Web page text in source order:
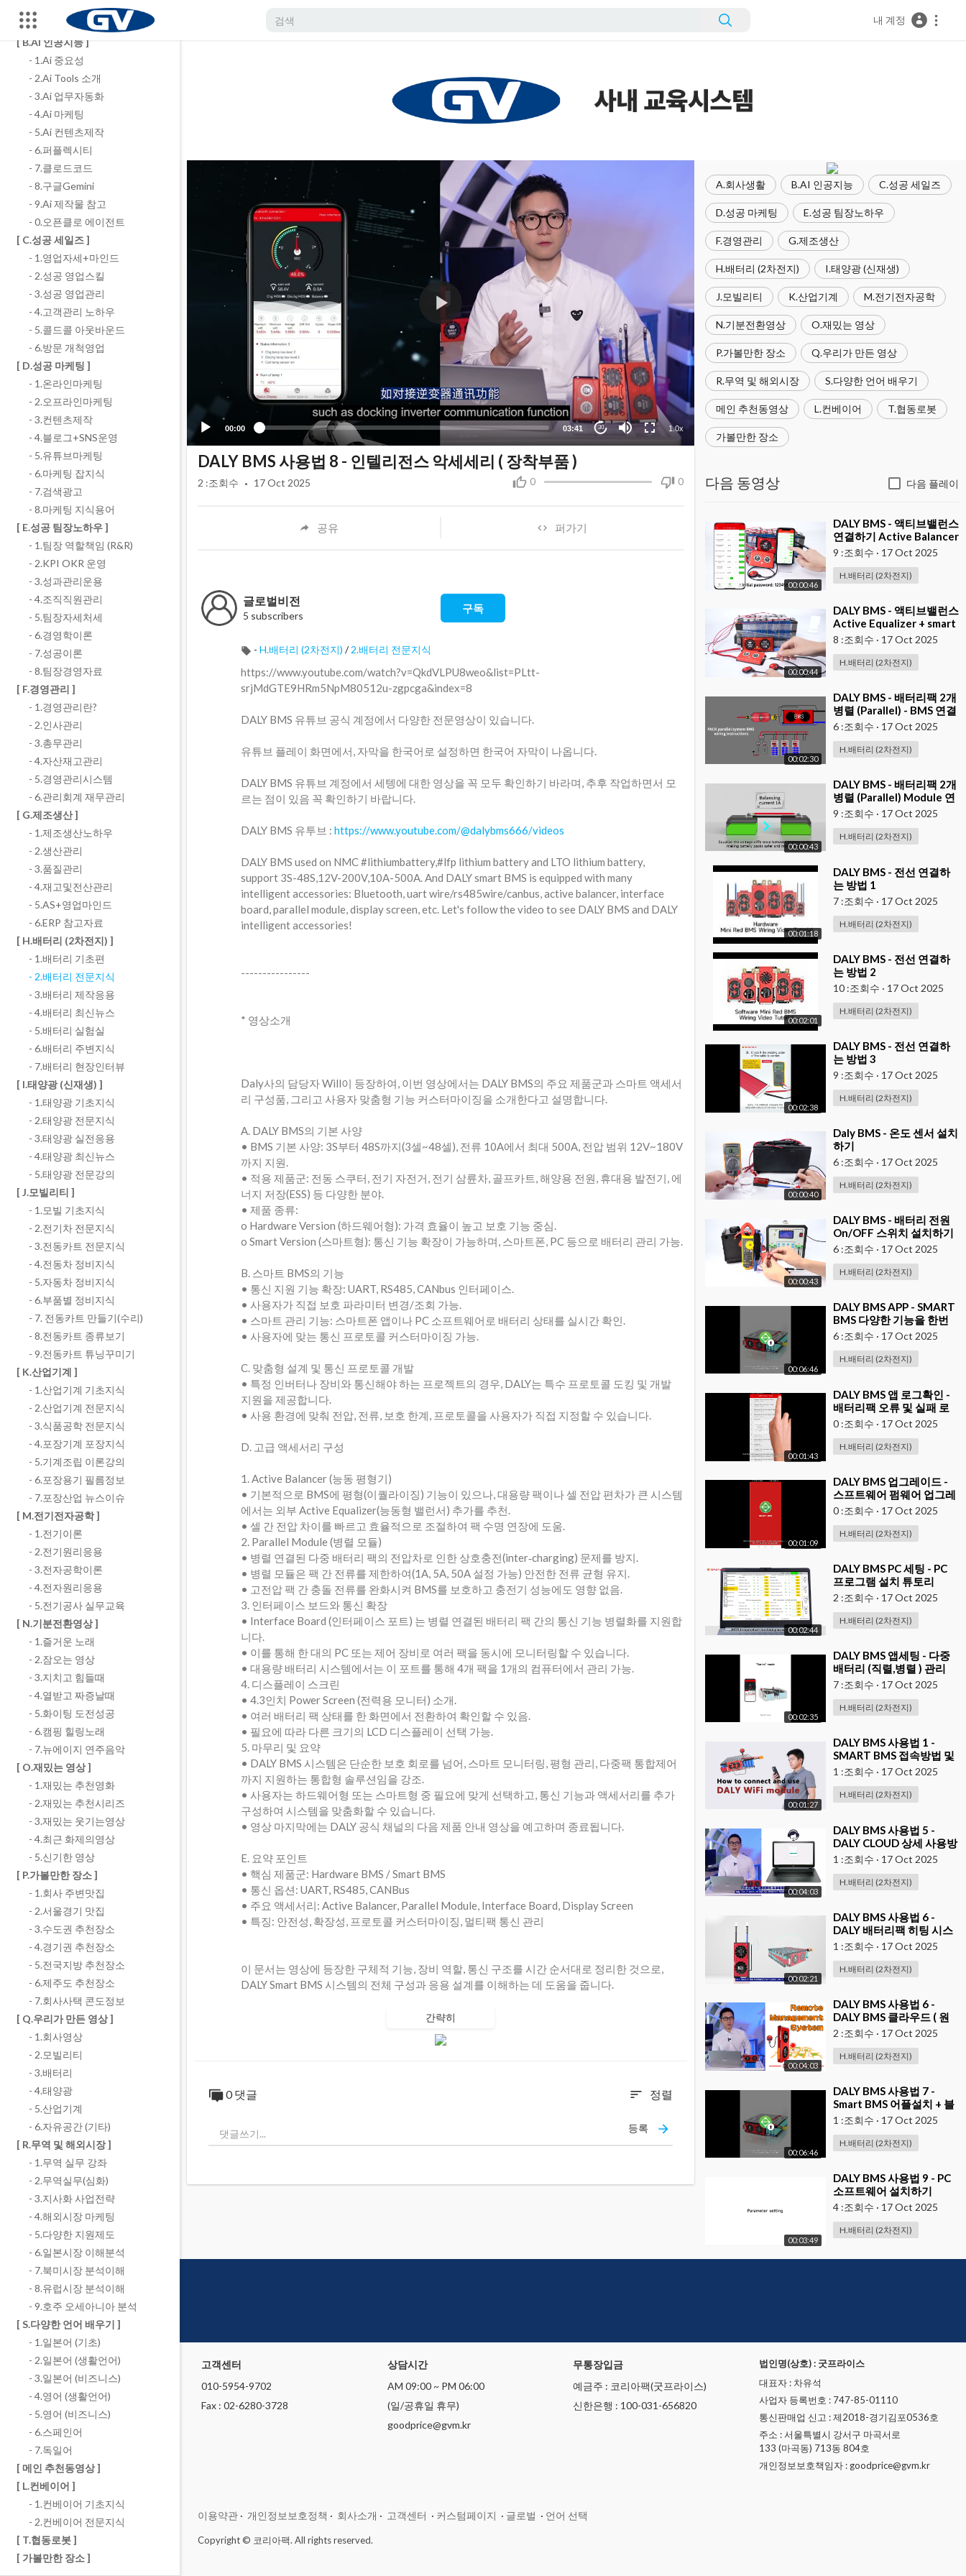
내 계정
00:00 03:41 30 1.0x
A.회사생활 B.AI 인공지능 C.성공 세일즈
D.성공 마케팅 E.성공 팀장노하우
F.경영관리 G.제조생산
H.배터리 (2차전지) I.태양광 (신재생)
J.모빌리티 K.산업기계 M.전기전자공학
N.기분전환영상 O.재밌는 영상
P.가볼만한 장소 Q.우리가 만든 영상
R.무역 및 해외시장 S.다양한 언어 배우기
메인 추천동영상 L.컨베이어 T.협동로봇
가볼만한 장소
다음 동영상 다음 플레이
00:00:46
⁣DALY BMS - 액티브밸런스
연결하기 Active Balancer
( 구형 )
9 :조회수 · 17 Oct 2025
H.배터리 (2차전지)
00:00:44
⁣DALY BMS - 액티브밸런스
Active Equalizer + smart
BMS
8 :조회수 · 17 Oct 2025
H.배터리 (2차전지)
00:02:30
⁣DALY BMS - 배터리팩 2개
병렬 (Parallel) - BMS 연결
하기 ( 대용량 ESS )
6 :조회수 · 17 Oct 2025
H.배터리 (2차전지)
00:00:43
⁣DALY BMS - 배터리팩 2개
병렬 (Parallel) Module 연
결하기
9 :조회수 · 17 Oct 2025
H.배터리 (2차전지)
00:01:18
⁣DALY BMS - 전선 연결하
는 방법 1
7 :조회수 · 17 Oct 2025
H.배터리 (2차전지)
00:02:01
⁣DALY BMS - 전선 연결하
는 방법 2
10 :조회수 · 17 Oct 2025
H.배터리 (2차전지)
00:02:38
⁣DALY BMS - 전선 연결하
는 방법 3
9 :조회수 · 17 Oct 2025
H.배터리 (2차전지)
00:00:40
⁣Daly BMS - 온도 센서 설치
하기
6 :조회수 · 17 Oct 2025
H.배터리 (2차전지)
00:00:43
⁣DALY BMS - 배터리 전원
On/OFF 스위치 설치하기
6 :조회수 · 17 Oct 2025
H.배터리 (2차전지)
00:06:46
⁣DALY BMS APP - SMART
BMS 다양한 기능을 한번
에 설명요약 !
6 :조회수 · 17 Oct 2025
H.배터리 (2차전지)
00:01:43
⁣DALY BMS 앱 로그확인 -
배터리팩 오류 및 실패 로
그 확인방법
0 :조회수 · 17 Oct 2025
H.배터리 (2차전지)
00:01:09
⁣DALY BMS 업그레이드 -
스프트웨어 펌웨어 업그레
이드 방법
0 :조회수 · 17 Oct 2025
H.배터리 (2차전지)
00:02:44
⁣DALY BMS PC 세팅 - PC
프로그램 설치 튜토리
2 :조회수 · 17 Oct 2025
H.배터리 (2차전지)
00:02:35
⁣DALY BMS 앱세팅 - 다중
배터리 (직렬,병렬 ) 관리
7 :조회수 · 17 Oct 2025
H.배터리 (2차전지)
00:01:27
⁣DALY BMS 사용법 1 -
SMART BMS 접속방법 및
모니터링 방법
1 :조회수 · 17 Oct 2025
H.배터리 (2차전지)
00:04:03
⁣DALY BMS 사용법 5 -
DALY CLOUD 상세 사용방
법 2
1 :조회수 · 17 Oct 2025
H.배터리 (2차전지)
00:02:21
⁣DALY BMS 사용법 6 -
DALY 배터리팩 히팅 시스
템 지원 ( 보온 )
1 :조회수 · 17 Oct 2025
H.배터리 (2차전지)
00:04:03
⁣DALY BMS 사용법 6 -
DALY BMS 클라우드 ( 원
격접속 아이디 부여 )
2 :조회수 · 17 Oct 2025
H.배터리 (2차전지)
00:06:46
⁣DALY BMS 사용법 7 -
Smart BMS 어플설치 + 블
루투스 세팅
1 :조회수 · 17 Oct 2025
H.배터리 (2차전지)
00:03:49
⁣DALY BMS 사용법 9 - PC
소프트웨어 설치하기
4 :조회수 · 17 Oct 2025
H.배터리 (2차전지)
DALY BMS 사용법 8 - 인텔리전스 악세세리 ( 장착부품 )
0 0
2 :조회수 · 17 Oct 2025
공유 퍼가기
글로벌비전
5 subscribers
구독
- H.배터리 (2차전지) /2.배터리 전문지식
⁣https://www.youtube.com/watch?v=QkdVLPU8weo&list=PLtt-
srjMdGTE9HRm5NpM80512u-zgpcga&index=8
DALY BMS 유튜브 공식 계정에서 다양한 전문영상이 있습니다.
유튜브 플레이 화면에서, 자막을 한국어로 설정하면 한국어 자막이 나옵니다.
DALY BMS 유튜브 계정에서 세텡에 대한 영상을 꼭 모두 확인하기 바라며, 추후 작업하면서 모
르는 점이 있음 꼭 확인하기 바랍니다.
DALY BMS 유투브 : https://www.youtube.com/@dalybms666/videos
⁣DALY BMS used on NMC #lithiumbattery,#lfp lithium battery and LTO lithium battery,
support 3S-48S,12V-200V,10A-500A. And DALY smart BMS is equipped with many
intelligent accessories: Bluetooth, uart wire/rs485wire/canbus, active balancer, interface
board, parallel module, display screen, etc. Let's follow the video to see DALY BMS and DALY
intelligent accessories!
----------------
* 영상소개
Daly사의 담당자 Will이 등장하여, 이번 영상에서는 DALY BMS의 주요 제품군과 스마트 액세서
리 구성품, 그리고 사용자 맞춤형 기능 커스터마이징을 소개한다고 설명합니다.
A. DALY BMS의 기본 사양
• BMS 기본 사양: 3S부터 48S까지(3셀~48셀), 전류 10A에서 최대 500A, 전압 범위 12V~180V
까지 지원.
• 적용 제품군: 전동 스쿠터, 전기 자전거, 전기 삼륜차, 골프카트, 해양용 전원, 휴대용 발전기, 에
너지 저장(ESS) 등 다양한 분야.
• 제품 종류:
o Hardware Version (하드웨어형): 가격 효율이 높고 보호 기능 중심.
o Smart Version (스마트형): 통신 기능 확장이 가능하며, 스마트폰, PC 등으로 배터리 관리 가능.
B. 스마트 BMS의 기능
• 통신 지원 기능 확장: UART, RS485, CANbus 인터페이스.
• 사용자가 직접 보호 파라미터 변경/조회 가능.
• 스마트 관리 기능: 스마트폰 앱이나 PC 소프트웨어로 배터리 상태를 실시간 확인.
• 사용자에 맞는 통신 프로토콜 커스터마이징 가능.
C. 맞춤형 설계 및 통신 프로토콜 개발
• 특정 인버터나 장비와 통신해야 하는 프로젝트의 경우, DALY는 특수 프로토콜 도킹 및 개발
지원을 제공합니다.
• 사용 환경에 맞춰 전압, 전류, 보호 한계, 프로토콜을 사용자가 직접 지정할 수 있습니다.
D. 고급 액세서리 구성
1. Active Balancer (능동 평형기)
• 기본적으로 BMS에 평형(이퀄라이징) 기능이 있으나, 대용량 팩이나 셀 전압 편차가 큰 시스템
에서는 외부 Active Equalizer(능동형 밸런서) 추가를 추천.
• 셀 간 전압 차이를 빠르고 효율적으로 조절하여 팩 수명 연장에 도움.
2. Parallel Module (병렬 모듈)
• 병렬 연결된 다중 배터리 팩의 전압차로 인한 상호충전(inter‑charging) 문제를 방지.
• 병렬 모듈은 팩 간 전류를 제한하여(1A, 5A, 50A 설정 가능) 안전한 전류 균형 유지.
• 고전압 팩 간 충돌 전류를 완화시켜 BMS를 보호하고 충전기 성능에도 영향 없음.
3. 인터페이스 보드와 통신 확장
• Interface Board (인터페이스 포트) 는 병렬 연결된 배터리 팩 간의 통신 기능 병렬화를 지원합
니다.
• 이를 통해 한 대의 PC 또는 제어 장비로 여러 팩을 동시에 모니터링할 수 있습니다.
• 대용량 배터리 시스템에서는 이 포트를 통해 4개 팩을 1개의 컴퓨터에서 관리 가능.
4. 디스플레이 스크린
• 4.3인치 Power Screen (전력용 모니터) 소개.
• 여러 배터리 팩 상태를 한 화면에서 전환하여 확인할 수 있음.
• 필요에 따라 다른 크기의 LCD 디스플레이 선택 가능.
5. 마무리 및 요약
• DALY BMS 시스템은 단순한 보호 회로를 넘어, 스마트 모니터링, 평형 관리, 다중팩 통합제어
까지 지원하는 통합형 솔루션임을 강조.
• 사용자는 하드웨어형 또는 스마트형 중 필요에 맞게 선택하고, 통신 기능과 액세서리를 추가
구성하여 시스템을 맞춤화할 수 있습니다.
• 영상 마지막에는 DALY 공식 채널의 다음 제품 안내 영상을 예고하며 종료됩니다.
E. 요약 포인트
• 핵심 제품군: Hardware BMS / Smart BMS
• 통신 옵션: UART, RS485, CANBus
• 주요 액세서리: Active Balancer, Parallel Module, Interface Board, Display Screen
• 특징: 안전성, 확장성, 프로토콜 커스터마이징, 멀티팩 통신 관리
이 문서는 영상에 등장한 구체적 기능, 장비 역할, 통신 구조를 시간 순서대로 정리한 것으로,
DALY Smart BMS 시스템의 전체 구성과 응용 설계를 이해하는 데 도움을 줍니다.
간략히
0 댓글 sort 정렬
등록
고객센터
010-5954-9702
Fax : 02-6280-3728
상담시간
AM 09:00 ~ PM 06:00
(일/공휴일 휴무)
goodprice@gvm.kr
무통장입금
예금주 : 코리아팩(굿프라이스)
신한은행 : 100-031-656820
법인명(상호) : 굿프라이스
대표자 : 차유석
사업자 등록번호 : 747-85-01110
통신판매업 신고 : 제2018-경기김포0536호
주소 : 서울특별시 강서구 마곡서로
133 (마곡동) 713동 804호
개인정보보호책임자 : goodprice@gvm.kr
이용약관 · 개인정보보호정책 · 회사소개 · 고객센터 · 커스텀페이지 · 글로벌 · 언어 선택
Copyright © 코리아팩. All rights reserved.
- 7.성공하는팀장
- 8.직장학개론
[ B.AI 인공지능 ]
- 1.Ai 중요성
- 2.Ai Tools 소개
- 3.Ai 업무자동화
- 4.Ai 마케팅
- 5.Ai 컨텐츠제작
- 6.퍼플렉시티
- 7.클로드코드
- 8.구글Gemini
- 9.Ai 제작물 참고
- 0.오픈클로 에이전트
[ C.성공 세일즈 ]
- 1.영업자세+마인드
- 2.성공 영업스킬
- 3.성공 영업관리
- 4.고객관리 노하우
- 5.콜드콜 아웃바운드
- 6.방문 개척영업
[ D.성공 마케팅 ]
- 1.온라인마케팅
- 2.오프라인마케팅
- 3.컨텐츠제작
- 4.블로그+SNS운영
- 5.유튜브마케팅
- 6.마케팅 잡지식
- 7.검색광고
- 8.마케팅 지식용어
[ E.성공 팀장노하우 ]
- 1.팀장 역할책임 (R&R)
- 2.KPI OKR 운영
- 3.성과관리운용
- 4.조직직원관리
- 5.팀장자세처세
- 6.경영학이론
- 7.성공이론
- 8.팀장경영자료
[ F.경영관리 ]
- 1.경영관리란?
- 2.인사관리
- 3.총무관리
- 4.자산재고관리
- 5.경영관리시스템
- 6.관리회계 재무관리
[ G.제조생산 ]
- 1.제조생산노하우
- 2.생산관리
- 3.품질관리
- 4.재고및전산관리
- 5.AS+영업마인드
- 6.ERP 참고자료
[ H.배터리 (2차전지) ]
- 1.배터리 기초편
- 2.배터리 전문지식
- 3.배터리 제작응용
- 4.배터리 최신뉴스
- 5.배터리 실험실
- 6.배터리 주변지식
- 7.배터리 현장인터뷰
[ I.태양광 (신재생) ]
- 1.태양광 기초지식
- 2.태양광 전문지식
- 3.태양광 실전응용
- 4.태양광 최신뉴스
- 5.태양광 전문강의
[ J.모빌리티 ]
- 1.모빌 기초지식
- 2.전기차 전문지식
- 3.전동카트 전문지식
- 4.전동차 정비지식
- 5.자동차 정비지식
- 6.부품별 정비지식
- 7. 전동카트 만들기(수리)
- 8.전동카트 종류보기
- 9.전동카트 튜닝꾸미기
[ K.산업기계 ]
- 1.산업기계 기초지식
- 2.산업기계 전문지식
- 3.식품공학 전문지식
- 4.포장기계 포장지식
- 5.기계조립 이론강의
- 6.포장용기 필름정보
- 7.포장산업 뉴스이슈
[ M.전기전자공학 ]
- 1.전기이론
- 2.전기원리응용
- 3.전자공학이론
- 4.전자원리응용
- 5.전기공사 실무교육
[ N.기분전환영상 ]
- 1.즐거운 노래
- 2.잠오는 영상
- 3.지치고 힘들때
- 4.열받고 짜증날때
- 5.화이팅 도전성공
- 6.캠핑 힐링노래
- 7.뉴에이지 연주음악
[ O.재밌는 영상 ]
- 1.재밌는 추천영화
- 2.재밌는 추천시리즈
- 3.재밌는 웃기는영상
- 4.최근 화제의영상
- 5.신기한 영상
[ P.가볼만한 장소 ]
- 1.회사 주변맛집
- 2.서울경기 맛집
- 3.수도권 추천장소
- 4.경기권 추천장소
- 5.전국지방 추천장소
- 6.제주도 추천장소
- 7.회사사택 콘도정보
[ Q.우리가 만든 영상 ]
- 1.회사영상
- 2.모빌리티
- 3.배터리
- 4.태양광
- 5.산업기계
- 6.자유공간 (기타)
[ R.무역 및 해외시장 ]
- 1.무역 실무 강좌
- 2.무역실무(심화)
- 3.지사화 사업전략
- 4.해외시장 마케팅
- 5.다양한 지원제도
- 6.일본시장 이해분석
- 7.북미시장 분석이해
- 8.유럽시장 분석이해
- 9.호주 오세아니아 분석
[ S.다양한 언어 배우기 ]
- 1.일본어 (기초)
- 2.일본어 (생활언어)
- 3.일본어 (비즈니스)
- 4.영어 (생활언어)
- 5.영어 (비즈니스)
- 6.스페인어
- 7.독일어
[ 메인 추천동영상 ]
[ L.컨베이어 ]
- 1.컨베이어 기초지식
- 2.컨베이어 전문지식
[ T.협동로봇 ]
[ 가볼만한 장소 ]